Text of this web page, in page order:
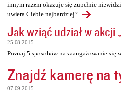
innym razem okazuje się zupełnie
uwiera Ciebie najbardziej?
Jak wziąć udział w akcji
25.08.2015
Poznaj 5 sposobów na zaangażowanie się
Znajdź kamerę na
07.09.2015